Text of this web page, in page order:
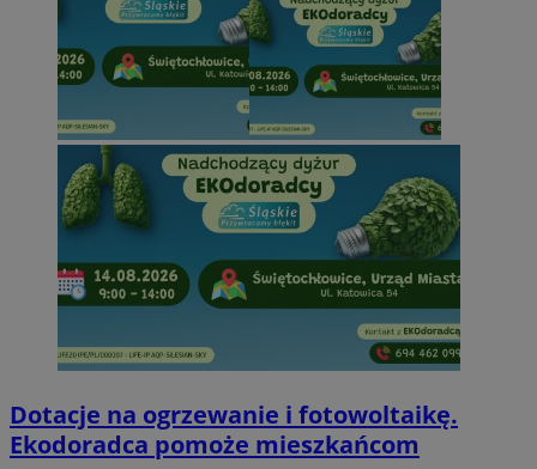
Dotacje na ogrzewanie i fotowoltaikę.
Ekodoradca pomoże mieszkańcom